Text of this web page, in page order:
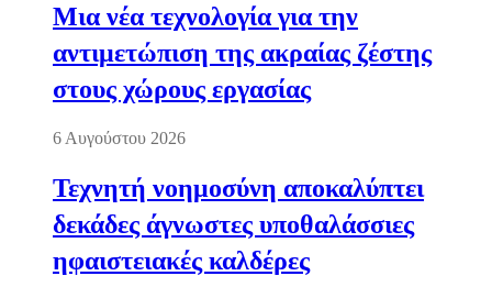
Μια νέα τεχνολογία για την
αντιμετώπιση της ακραίας ζέστης
στους χώρους εργασίας
6 Αυγούστου 2026
Τεχνητή νοημοσύνη αποκαλύπτει
δεκάδες άγνωστες υποθαλάσσιες
ηφαιστειακές καλδέρες